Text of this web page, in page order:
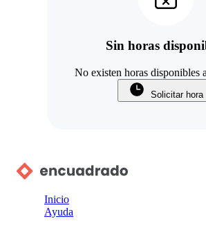
Sin horas
No existen horas disponibles
Solicitar hora
Inicio
Ayuda